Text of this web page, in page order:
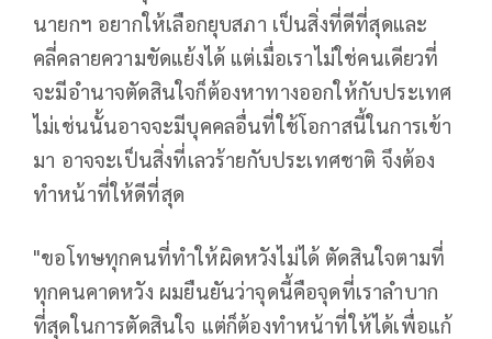
นายกฯ อยากให้เลือกยุบสภา เป็นสิ่งที่ดีที่สุดและ
คลี่คลายความขัดแย้งได้ แต่เมื่อเราไม่ใช่คนเดียวที่
จะมีอำนาจตัดสินใจก็ต้องหาทางออกให้กับประเทศ
ไม่เช่นนั้นอาจจะมีบุคคลอื่นที่ใช้โอกาสนี้ในการเข้า
มา อาจจะเป็นสิ่งที่เลวร้ายกับประเทศชาติ จึงต้อง
ทำหน้าที่ให้ดีที่สุด
"ขอโทษทุกคนที่ทำให้ผิดหวังไม่ได้ ตัดสินใจตามที่
ทุกคนคาดหวัง ผมยืนยันว่าจุดนี้คือจุดที่เราลำบาก
ที่สุดในการตัดสินใจ แต่ก็ต้องทำหน้าที่ให้ได้เพื่อแก้